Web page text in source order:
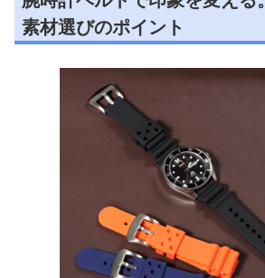
素材選びのポイント